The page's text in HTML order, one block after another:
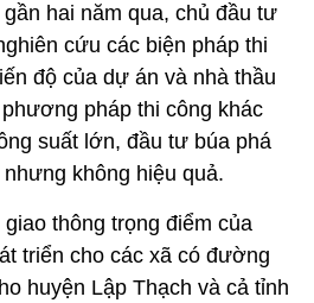
hai năm qua, chủ đầu tư
cứu các biện pháp thi
độ của dự án và nhà thầu
pháp thi công khác
suất lớn, đầu tư búa phá
không hiệu quả.
thông trọng điểm của
triển cho các xã có đường
huyện Lập Thạch và cả tỉnh